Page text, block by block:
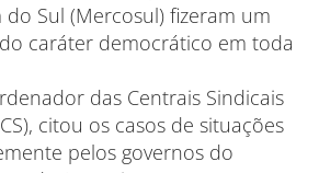
Sul (Mercosul) fizeram um
caráter democrático em toda
das Centrais Sindicais
citou os casos de situações
pelos governos do